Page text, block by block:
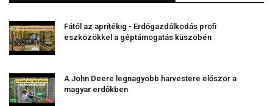
Fától az aprítékig - Erdőgazdálkodás profi
eszközökkel a géptámogatás küszöbén
A John Deere legnagyobb harvestere először a
magyar erdőkben